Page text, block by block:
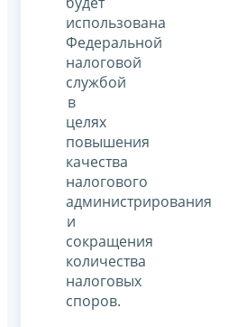
использована
Федеральной
налоговой
службой
в
целях
повышения
качества
налогового
администрирования
и
сокращения
количества
налоговых
споров.